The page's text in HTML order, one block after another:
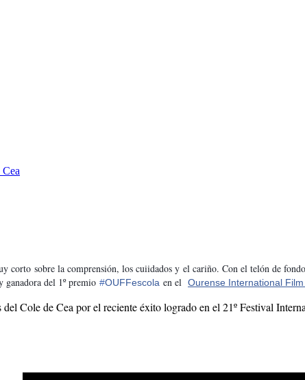
corto sobre la comprensión, los cuiidados y el cariño. Con el telón de
ganadora del 1º premio #OUFFescola en el Ourense International
Cole de Cea por el reciente éxito logrado en el 21º Festival